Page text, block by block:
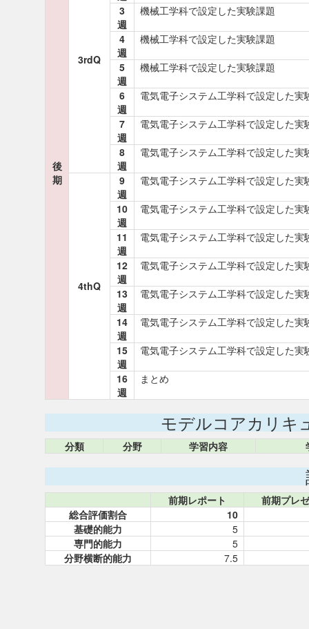
後
期
3rdQ
3
週
機械工学科で設定した実験課題
4
週
機械工学科で設定した実験課題
5
週
機械工学科で設定した実験課題
6
週
電気電子システム工学科で設定した実
7
週
電気電子システム工学科で設定した実
8
週
電気電子システム工学科で設定した実
4thQ
9
週
電気電子システム工学科で設定した実
10
週
電気電子システム工学科で設定した実
11
週
電気電子システム工学科で設定した実
12
週
電気電子システム工学科で設定した実
13
週
電気電子システム工学科で設定した実
14
週
電気電子システム工学科で設定した実
15
週
電気電子システム工学科で設定した実
16
週
まとめ
モデルコアカリキ
分類 分野 学習内容
前期レポート
前期プレ
総合評価割合
10
基礎的能力
5
専門的能力
5
分野横断的能力
7.5